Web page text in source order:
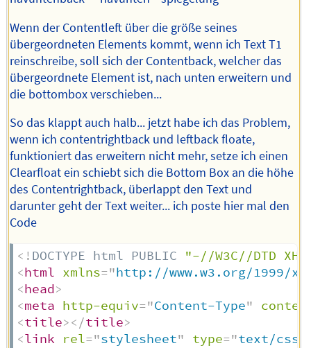
Wenn der Contentleft über die größe seines
übergeordneten Elements kommt, wenn ich Text T1
reinschreibe, soll sich der Contentback, welcher das
übergeordnete Element ist, nach unten erweitern und
die bottombox verschieben...
So das klappt auch halb... jetzt habe ich das Problem,
wenn ich contentrightback und leftback floate,
funktioniert das erweitern nicht mehr, setze ich einen
Clearfloat ein schiebt sich die Bottom Box an die höhe
des Contentrightback, überlappt den Text und
darunter geht der Text weiter... ich poste hier mal den
Code
<! DOCTYPE html PUBLIC
"-//W3C//DTD
<html xmlns="http://www.w3.org/1999/
<head>
<meta http-equiv="Content-Type"
<title></title>
<link rel="stylesheet" type="text/css